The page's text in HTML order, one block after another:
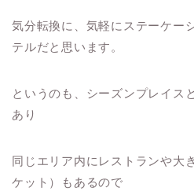
気分転換に、気軽にステーケー
テルだと思います。
というのも、シーズンプレイス
あり
同じエリア内にレストランや大
ケット）もあるので